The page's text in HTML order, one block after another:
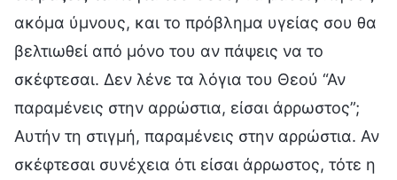
ακόμα ύμνους, και το πρόβλημα υγείας σου θα
βελτιωθεί από μόνο του αν πάψεις να το
σκέφτεσαι. Δεν λένε τα λόγια του Θεού “Αν
παραμένεις στην αρρώστια, είσαι άρρωστος”;
Αυτήν τη στιγμή, παραμένεις στην αρρώστια. Αν
σκέφτεσαι συνέχεια ότι είσαι άρρωστος, τότε η